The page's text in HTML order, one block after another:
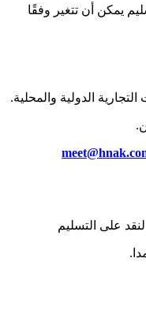
يمكن أن تتغير وفقًا
الدولية والمحلية.
على التسليم